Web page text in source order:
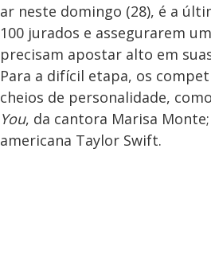
ar neste domingo (28), é a
100 jurados e assegurarem
precisam apostar alto em
Para a difícil etapa, os
cheios de personalidade,
You, da cantora Marisa Monte;
americana Taylor Swift.